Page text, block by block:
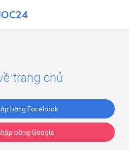
trang chủ
bằng Facebook
bằng Google